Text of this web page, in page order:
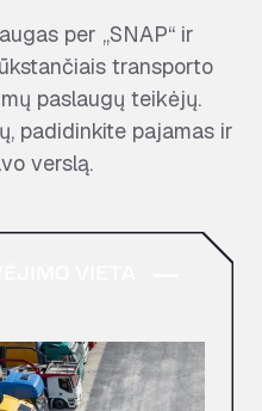
per „SNAP“ ir
transporto
paslaugų teikėjų.
padidinkite pajamas ir
verslą.